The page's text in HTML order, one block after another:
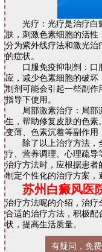
光疗：光疗是治疗白癜
肤，刺激色素细胞的活性
分为紫外线疗法和激光
的症状。
口服免疫抑制剂：口服
应，减少色素细胞的破坏
制剂可能会引起一些副作
指导下使用。
局部激素治疗：局部激
生，帮助修复皮肤的色
变薄、色素沉着等副作用
除了以上治疗方法，全
疗、营养调理、心理疏
治疗方法时，应根据患者
制定个性化的治疗方案，
苏州白癜风医
治疗方法呢的介绍，治
合适的治疗方法，积极配
状，提高生活质量。
有疑问，免